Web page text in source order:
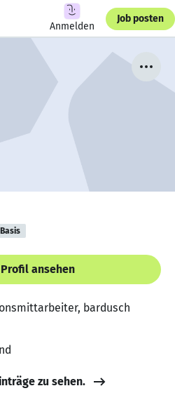
Anmelden
Job posten
Basis
Profil ansehen
bardusch
zu sehen.